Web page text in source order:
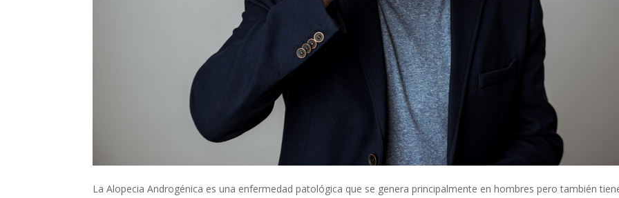
La Alopecia Androgénica es una enfermedad patológica que se genera principalmente en hombres pero también